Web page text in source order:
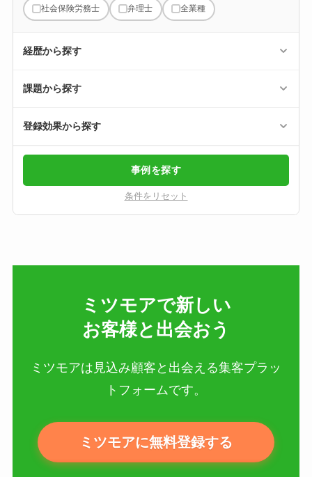
社会保険労務士 弁理士 全業種
経歴から探す
課題から探す
登録効果から探す
事例を探す
条件をリセット
ミツモアで新しい​
お客様と出会おう
ミツモアは見込み顧客と出会える集客プラッ
トフォームです。
ミツモアに無料登録する